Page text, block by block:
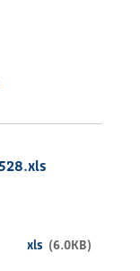
xls (6.0KB)